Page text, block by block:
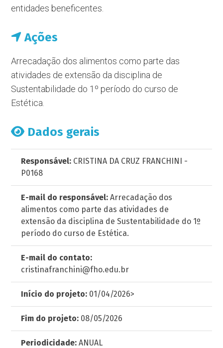
entidades beneficentes.
Ações
Arrecadação dos alimentos como parte das
atividades de extensão da disciplina de
Sustentabilidade do 1º período do curso de
Estética.
Dados gerais
Responsável: CRISTINA DA CRUZ FRANCHINI -
P0168
E-mail do responsável: Arrecadação dos
alimentos como parte das atividades de
extensão da disciplina de Sustentabilidade do 1º
período do curso de Estética.
E-mail do contato:
cristinafranchini@fho.edu.br
Início do projeto: 01/04/2026>
Fim do projeto: 08/05/2026
Periodicidade: ANUAL